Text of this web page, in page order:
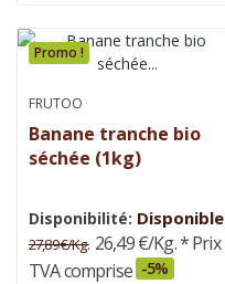
Promo !
FRUTOO
Banane tranche bio
séchée (1kg)
Disponibilité: Disponible
27,89 €/Kg. 26,49 €/Kg.* Prix
TVA comprise -5%